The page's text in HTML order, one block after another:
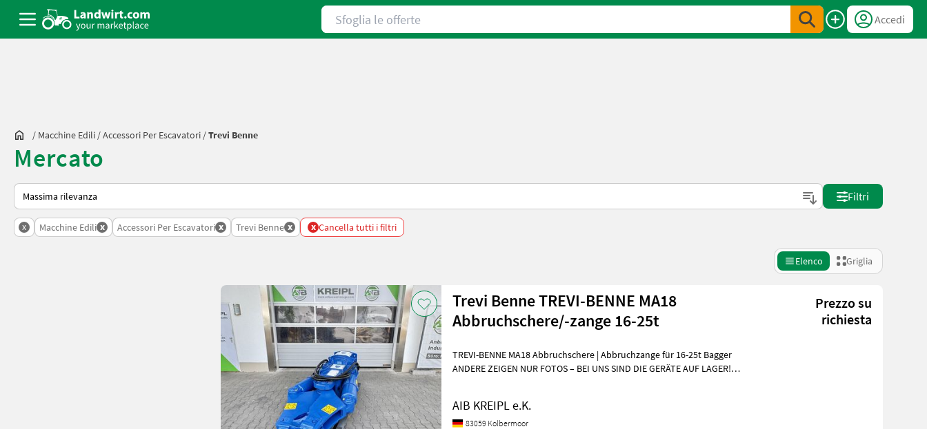
Sfoglia le offerte
Accedi
/ Macchine Edili /Accessori Per Escavatori /Trevi Benne
Mercato
Ecco come viene ordinato su Landwirt.com
Filtri
x Macchine Edili x Accessori Per Escavatori x Trevi Benne x x Cancella tutti i filtri
Elenco Griglia
Trevi Benne TREVI-BENNE MA18
Abbruchschere/-zange 16-25t
Prezzo su
richiesta
TREVI-BENNE MA18 Abbruchschere | Abbruchzange für 16-25t Bagger
ANDERE ZEIGEN NUR FOTOS – BEI UNS SIND DIE GERÄTE AUF LAGER!
AIB KREIPL e.K.
83059 Kolbermoor